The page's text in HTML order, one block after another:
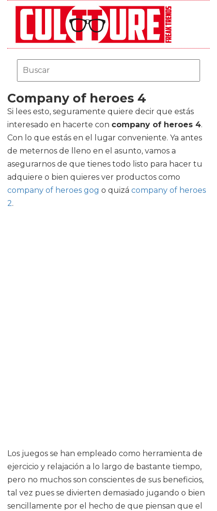
Company of heroes 4
Si lees esto, seguramente quiere decir que estás
interesado en hacerte con company of heroes 4.
Con lo que estás en el lugar conveniente. Ya antes
de meternos de lleno en el asunto, vamos a
asegurarnos de que tienes todo listo para hacer tu
adquiere o bien quieres ver productos como
company of heroes gog o quizá company of heroes
2.
Los juegos se han empleado como herramienta de
ejercicio y relajación a lo largo de bastante tiempo,
pero no muchos son conscientes de sus beneficios,
tal vez pues se divierten demasiado jugando o bien
sencillamente por el hecho de que piensan que el